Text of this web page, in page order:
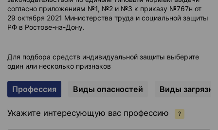
согласно приложениям №1, №2 и №3 к приказу №767н от
29 октября 2021 Министерства труда и социальной защиты
РФ в Ростове-на-Дону.
Для подбора средств индивидуальной защиты выберите
один или несколько признаков
Профессия Виды опасностей Виды
Укажите интересующую вас профессию ?